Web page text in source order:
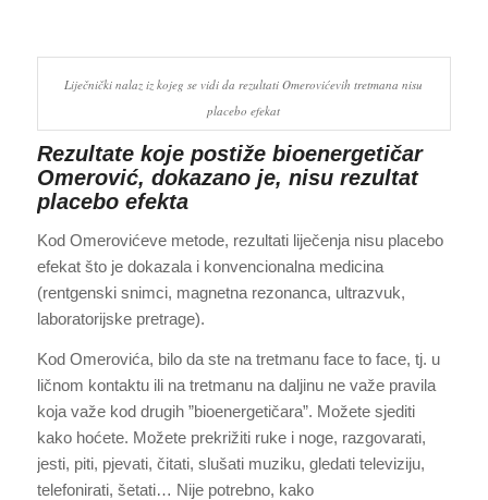
Liječnički nalaz iz kojeg se vidi da rezultati Omerovićevih tretmana nisu
placebo efekat
Rezultate koje postiže bioenergetičar
Omerović, dokazano je, nisu rezultat
placebo efekta
Kod Omerovićeve metode, rezultati liječenja nisu placebo
efekat što je dokazala i konvencionalna medicina
(rentgenski snimci, magnetna rezonanca, ultrazvuk,
laboratorijske pretrage).
Kod Omerovića, bilo da ste na tretmanu face to face, tj. u
ličnom kontaktu ili na tretmanu na daljinu ne važe pravila
koja važe kod drugih ”bioenergetičara”. Možete sjediti
kako hoćete. Možete prekrižiti ruke i noge, razgovarati,
jesti, piti, pjevati, čitati, slušati muziku, gledati televiziju,
telefonirati, šetati… Nije potrebno, kako